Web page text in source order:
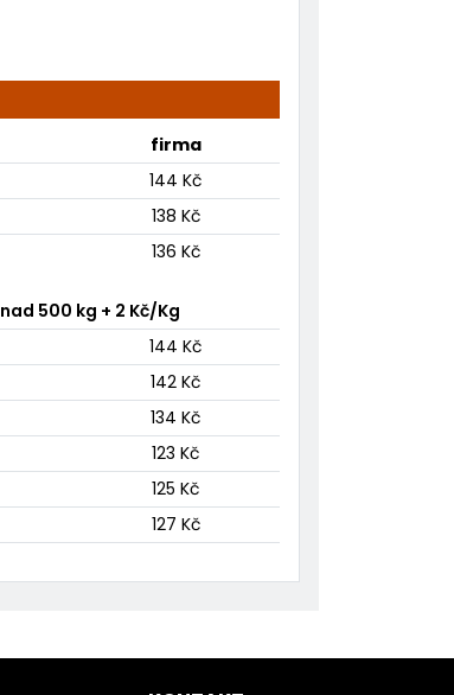
firma
144 Kč
138 Kč
136 Kč
nad 500 kg + 2 Kč/Kg
144 Kč
142 Kč
134 Kč
123 Kč
125 Kč
127 Kč